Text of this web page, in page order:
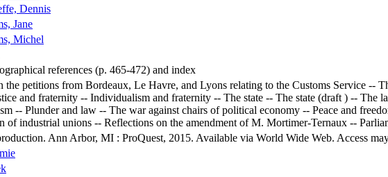
Dennis
Jane
Michel
references (p. 465-472) and index
the petitions from Bordeaux, Le Havre, and Lyons relating to the Customs Service --
and fraternity -- Individualism and fraternity -- The state -- The state (draft ) -- The
-- Plunder and law -- The war against chairs of political economy -- Peace and
of industrial unions -- Reflections on the amendment of M. Mortimer-Ternaux --
Ann Arbor, MI : ProQuest, 2015. Available via World Wide Web. Access